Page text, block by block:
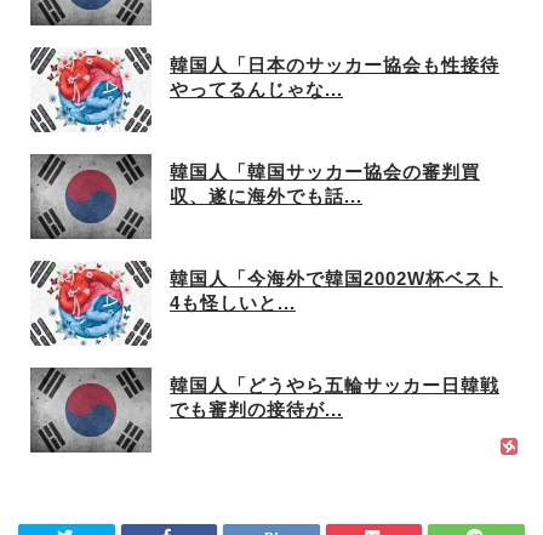
韓国人「日本のサッカー協会も性接待
やってるんじゃな...
韓国人「韓国サッカー協会の審判買
収、遂に海外でも話...
韓国人「今海外で韓国2002W杯ベスト
4も怪しいと...
韓国人「どうやら五輪サッカー日韓戦
でも審判の接待が...